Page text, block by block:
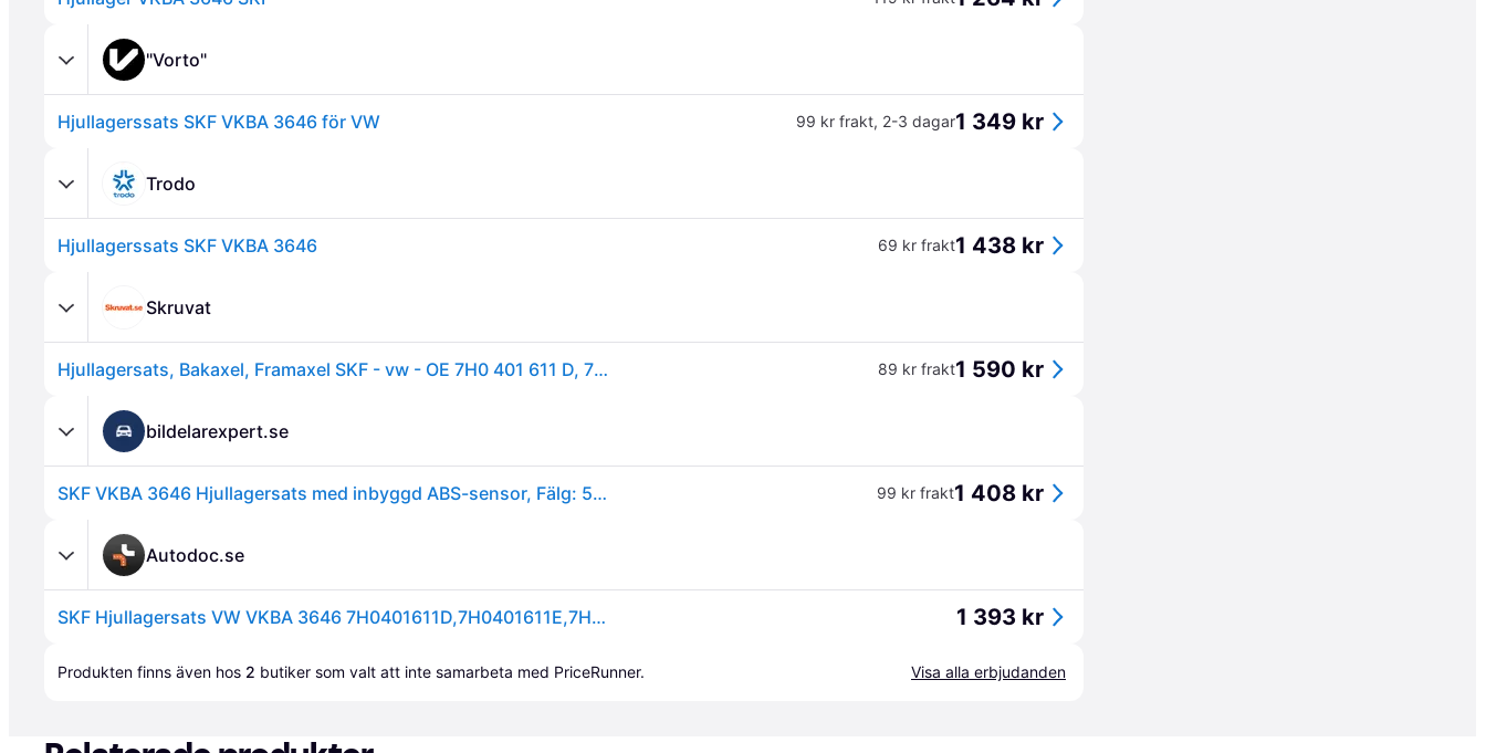
"Vorto"
Hjullagerssats SKF VKBA 3646 för VW 99 kr frakt, 2-3 dagar1 349 kr
Trodo
Hjullagerssats SKF VKBA 3646 69 kr frakt1 438 kr
Skruvat
Hjullagersats, Bakaxel, Framaxel SKF - vw - OE 7H0 401 611 D, 7H0 401 611 E, 7H0 401 611 H 89 kr frakt1 590 kr
bildelarexpert.se
SKF VKBA 3646 Hjullagersats med inbyggd ABS-sensor, Fälg: 5-hål 99 kr frakt1 408 kr
Autodoc.se
SKF Hjullagersats VW VKBA 3646 7H0401611D,7H0401611E,7H0401611H Hjullager,Framhjulslager,Bakhjulslager,Framhjulslagersats,Hjullager & Hjullagersats 1 393 kr
Produkten finns även hos 2 butiker som valt att inte samarbeta med PriceRunner. Visa alla erbjudanden